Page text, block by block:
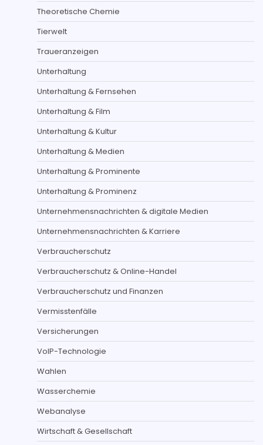
Theoretische Chemie
Tierwelt
Traueranzeigen
Unterhaltung
Unterhaltung & Fernsehen
Unterhaltung & Film
Unterhaltung & Kultur
Unterhaltung & Medien
Unterhaltung & Prominente
Unterhaltung & Prominenz
Unternehmensnachrichten & digitale Medien
Unternehmensnachrichten & Karriere
Verbraucherschutz
Verbraucherschutz & Online-Handel
Verbraucherschutz und Finanzen
Vermisstenfälle
Versicherungen
VoIP-Technologie
Wahlen
Wasserchemie
Webanalyse
Wirtschaft & Gesellschaft